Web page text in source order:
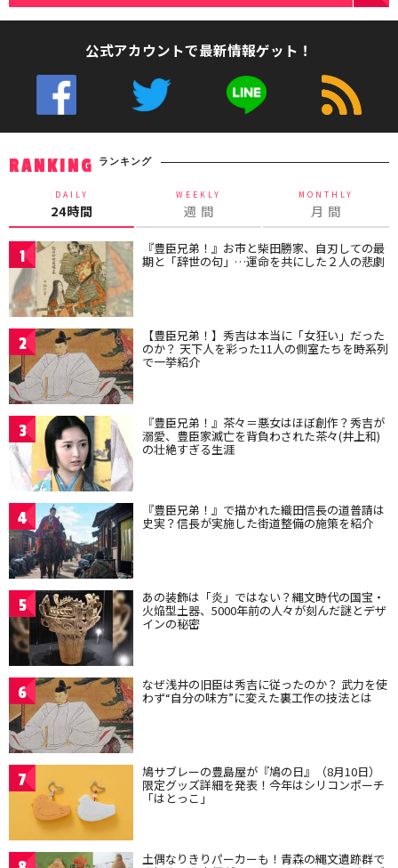
公式アカウントで最新情報ゲット！
RANKING ランキング
DAILY
24時間
WEEKLY
週 間
MONTHLY
月 間
1 『豊臣兄弟！』お市と柴田勝家、自刃しての最
期と「辞世の句」…運命を共にした２人の悲劇
2 【豊臣兄弟！】秀吉は本当に「女狂い」だった
のか？ 天下人を彩った11人の側室たちを時系列
で一挙紹介
3 『豊臣兄弟！』茶々＝悪女はほぼ創作？秀吉が
溺愛、豊臣家滅亡を背負わされた茶々(井上和)
の壮絶すぎる生涯
4 『豊臣兄弟！』で描かれた織田信長の道普請は
史実？信長が実施した街道整備の施策を紹介
5 あの装飾は「炎」ではない？縄文時代の国宝・
火焔型土器、5000年前の人々が刻んだ謎とデザ
インの秘密
6 なぜ浅井の旧臣は秀吉に従ったのか？ 武力を使
わず“自分の味方”に変えた裏工作の技法とは
7 鳩サブレーの豊島屋が『鳩の日』（8月10日）
限定グッズ詳細を発表！今年はシリコンポーチ
「はとっこ」
土偶なりきりパーカーも！青森の縄文遺跡群で